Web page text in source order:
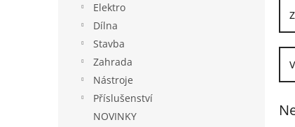
Elektro
Dílna
Stavba
Zahrada
Nástroje
Příslušenství
NOVINKY